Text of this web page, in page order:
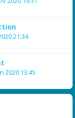
21:34
2020 13:45